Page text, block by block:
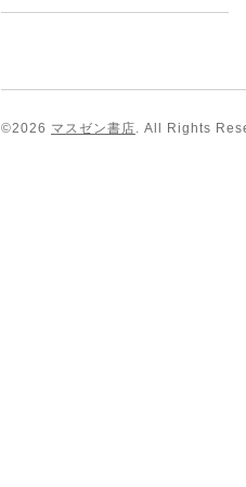
©2026 マスゼン書店. All Rights